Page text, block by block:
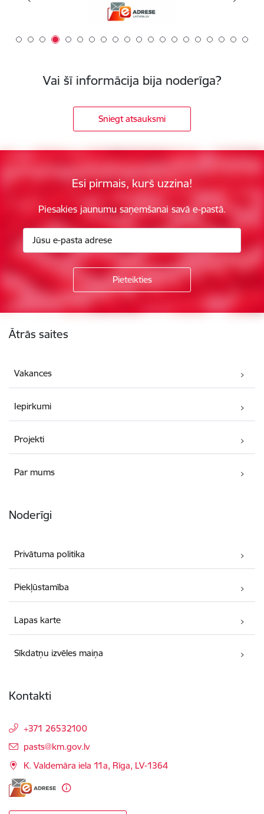
Vai šī informācija bija noderīga?
Sniegt atsauksmi
Esi pirmais, kurš uzzina!
Piesakies jaunumu saņemšanai savā e-pastā.
Ātrās saites
Vakances
Iepirkumi
Projekti
Par mums
Noderīgi
Privātuma politika
Piekļūstamība
Lapas karte
Sīkdatņu izvēles maiņa
Kontakti
+371 26532100
E-pasts:
pasts@km.gov.lv
K. Valdemāra iela 11a, Rīga, LV-1364